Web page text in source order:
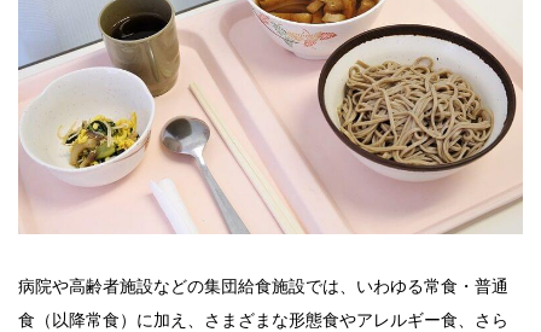
病院や高齢者施設などの集団給食施設では、いわゆる常食・普通
食（以降常食）に加え、さまざまな形態食やアレルギー食、さら